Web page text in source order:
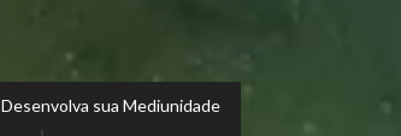
Desenvolva sua Mediunidade